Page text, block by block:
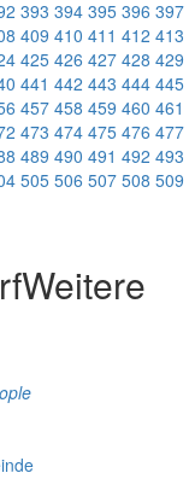
393 394 395 396 397
409 410 411 412 413
425 426 427 428 429
441 442 443 444 445
457 458 459 460 461
473 474 475 476 477
489 490 491 492 493
505 506 507 508 509
Weitere